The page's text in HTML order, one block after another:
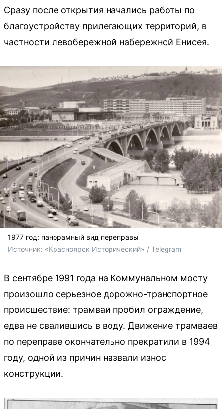
Сразу после открытия начались работы по
благоустройству прилегающих территорий, в
частности левобережной набережной Енисея.
1977 год: панорамный вид переправы
Источник: «Красноярск Исторический» / Telegram
В сентябре 1991 года на Коммунальном мосту
произошло серьезное дорожно-транспортное
происшествие: трамвай пробил ограждение,
едва не свалившись в воду. Движение трамваев
по переправе окончательно прекратили в 1994
году, одной из причин назвали износ
конструкции.